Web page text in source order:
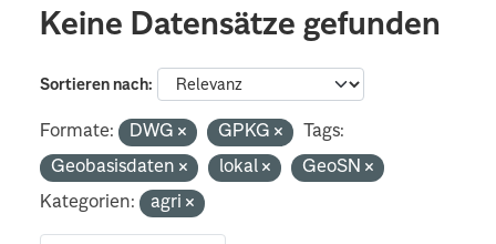
Keine Datensätze gefunden
Sortieren nach
Formate: DWG GPKG
Tags:
Geobasisdaten
lokal
GeoSN
Kategorien:
agri